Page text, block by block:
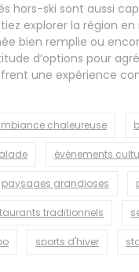
hors-ski sont aussi
explorer la région
bien remplie ou
d’options pour
une expérience
chaleureuse
événements
paysages grandioses
traditionnels
sports d'hiver